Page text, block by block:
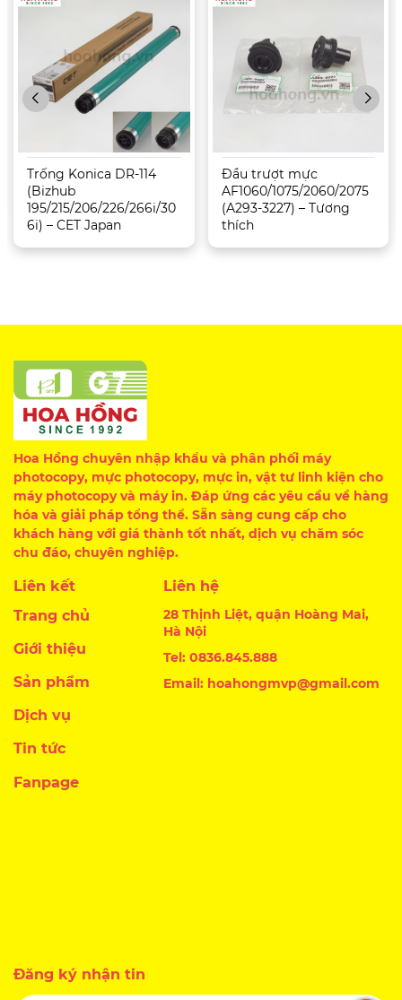
Trống Konica DR-114
(Bizhub
195/215/206/226/266i/30
6i) – CET Japan
Đầu trượt mực
AF1060/1075/2060/2075
(A293-3227) – Tương
thích
Hoa Hồng chuyên nhập khẩu và phân phối máy
photocopy, mực photocopy, mực in, vật tư linh kiện cho
máy photocopy và máy in. Đáp ứng các yêu cầu về hàng
hóa và giải pháp tổng thể. Sẵn sàng cung cấp cho
khách hàng với giá thành tốt nhất, dịch vụ chăm sóc
chu đáo, chuyên nghiệp.
Liên kết
Trang chủ
Giới thiệu
Sản phẩm
Dịch vụ
Tin tức
Liên hệ
28 Thịnh Liệt, quận Hoàng Mai,
Hà Nội
Tel: 0836.845.888
Email: hoahongmvp@gmail.com
Fanpage
Đăng ký nhận tin